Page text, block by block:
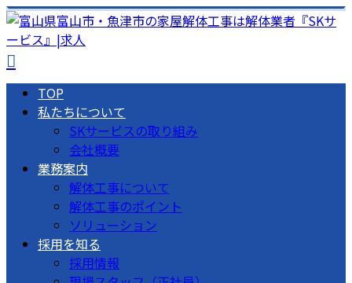
TOP
私たちについて
SKサービスの取り組み
会社概要
業務案内
解体工事について
解体工事のポイント
ソリューション
採用を知る
採用情報